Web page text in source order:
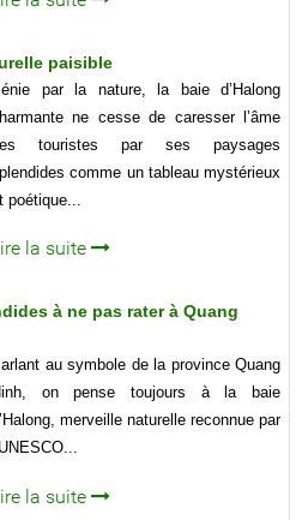
paisible
par la nature, la baie d’Halong
ne cesse de caresser l’âme
touristes par ses paysages
comme un tableau mystérieux
poétique...
la suite
à ne pas rater à Quang
au symbole de la province Quang
on pense toujours à la baie
merveille naturelle reconnue par
la suite